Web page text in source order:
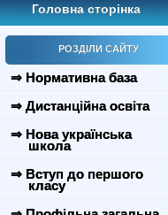
Головна сторінка
РОЗДІЛИ САЙТУ
⇒ Нормативна база
⇒ Дистанційна освіта
⇒ Нова українська
школа
⇒ Вступ до першого
класу